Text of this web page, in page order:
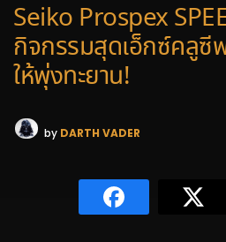
Seiko Prospex
กิจกรรมสุดเอ็กซ์คลูซี
ให้พุ่งทะยาน!
by DARTH VADER